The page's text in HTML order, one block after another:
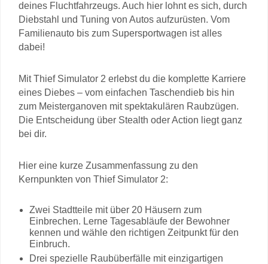
deines Fluchtfahrzeugs. Auch hier lohnt es sich, durch
Diebstahl und Tuning von Autos aufzurüsten. Vom
Familienauto bis zum Supersportwagen ist alles
dabei!
Mit Thief Simulator 2 erlebst du die komplette Karriere
eines Diebes – vom einfachen Taschendieb bis hin
zum Meisterganoven mit spektakulären Raubzügen.
Die Entscheidung über Stealth oder Action liegt ganz
bei dir.
Hier eine kurze Zusammenfassung zu den
Kernpunkten von Thief Simulator 2:
Zwei Stadtteile mit über 20 Häusern zum
Einbrechen. Lerne Tagesabläufe der Bewohner
kennen und wähle den richtigen Zeitpunkt für den
Einbruch.
Drei spezielle Raubüberfälle mit einzigartigen